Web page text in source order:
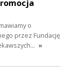
o
przez Fundację
»